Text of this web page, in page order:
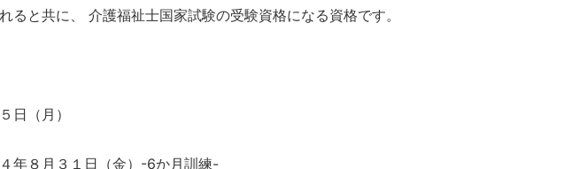
と共に、 介護福祉士国家試験の受験資格になる資格です。
日（月）
年８月３１日（金）-6か月訓練-